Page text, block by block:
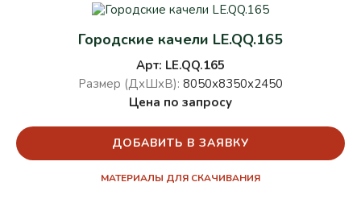
Городские качели LE.QQ.165
Арт: LE.QQ.165
Размер (ДхШхВ): 8050х8350х2450
Цена по запросу
ДОБАВИТЬ В ЗАЯВКУ
МАТЕРИАЛЫ ДЛЯ СКАЧИВАНИЯ